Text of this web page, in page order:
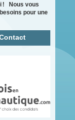
! Nous vous
pour une